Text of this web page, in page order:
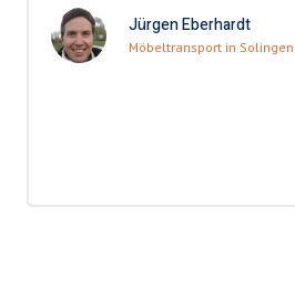
Jürgen Eberhardt
Möbeltransport in Solingen